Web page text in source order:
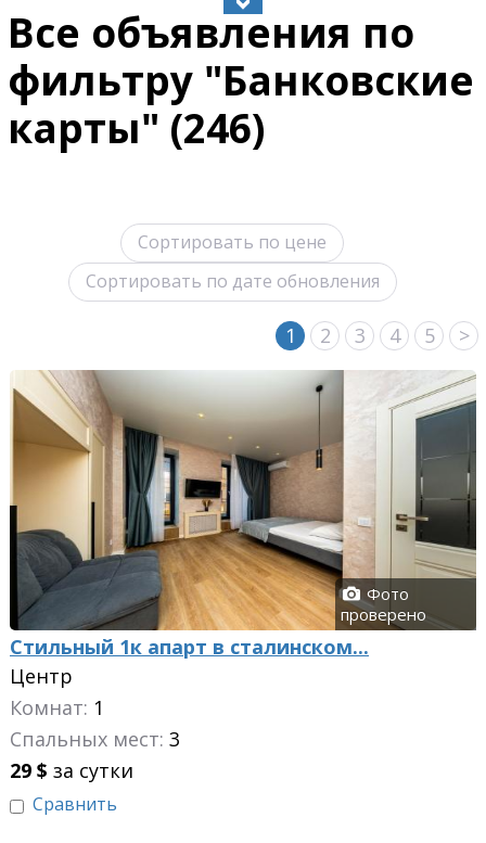
Все объявления по
фильтру "Банковские
карты" (246)
Сортировать по цене
Сортировать по дате обновления
1 2 3 4 5 >
Фото
проверено
Стильный 1к апарт в сталинском...
Центр
Комнат: 1
Спальных мест: 3
29 $ за сутки
Сравнить